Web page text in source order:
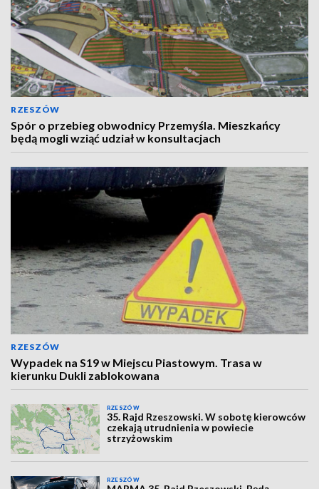
RZESZÓW
Spór o przebieg obwodnicy Przemyśla. Mieszkańcy
będą mogli wziąć udział w konsultacjach
RZESZÓW
Wypadek na S19 w Miejscu Piastowym. Trasa w
kierunku Dukli zablokowana
RZESZÓW
35. Rajd Rzeszowski. W sobotę kierowców
czekają utrudnienia w powiecie
strzyżowskim
RZESZÓW